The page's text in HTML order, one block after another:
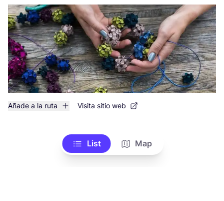
Añade a la ruta Visita sitio web
List Map